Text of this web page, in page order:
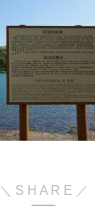
＼ S H A R E ／